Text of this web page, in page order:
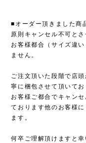
■オーダー頂きました商
原則キャンセル不可とさ
お客様都合（サイズ違
ません。
ご注文頂いた段階で店
寧に梱包させて頂いてお
お客様ご都合でキャン
ております他のお客様
ます。
何卒ご理解頂けますと幸